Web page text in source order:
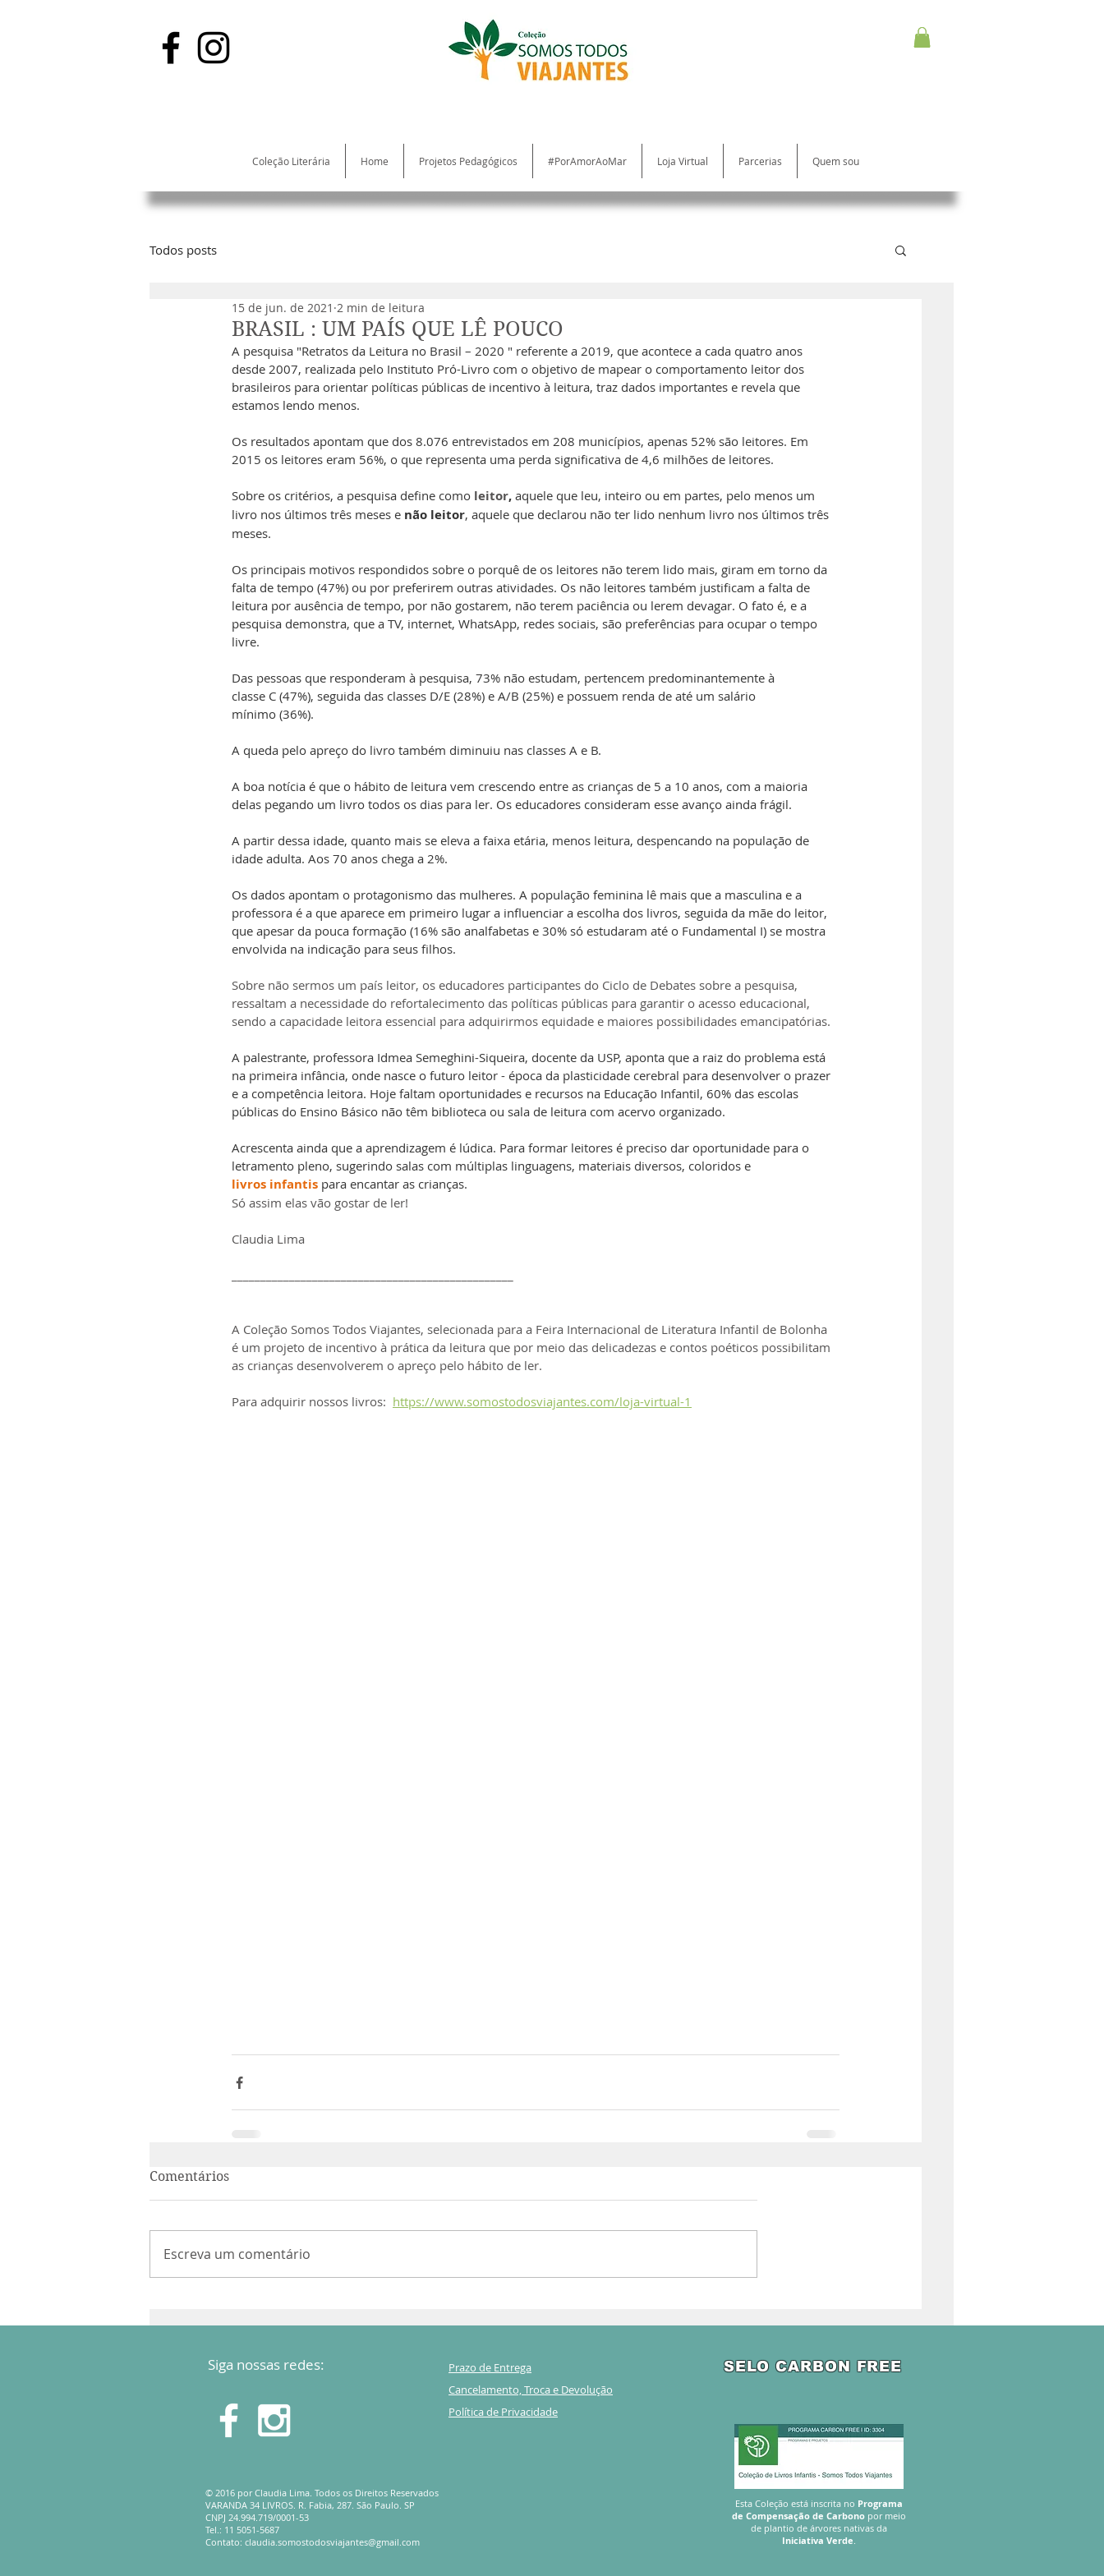
Coleção Literária Home Projetos Pedagógicos #PorAmorAoMar Loja Virtual Parcerias Quem sou
Todos posts
BRASIL : UM PAÍS QUE LÊ POUCO
15 de jun. de 2021 2 min de leitura
A pesquisa "Retratos da Leitura no Brasil – 2020 " referente a 2019, que acontece a cada quatro anos
desde 2007, realizada pelo Instituto Pró-Livro com o objetivo de mapear o comportamento leitor dos
brasileiros para orientar políticas públicas de incentivo à leitura, traz dados importantes e revela que
estamos lendo menos.
Os resultados apontam que dos 8.076 entrevistados em 208 municípios, apenas 52% são leitores. Em
2015 os leitores eram 56%, o que representa uma perda significativa de 4,6 milhões de leitores.
Sobre os critérios, a pesquisa define como leitor, aquele que leu, inteiro ou em partes, pelo menos um
livro nos últimos três meses e não leitor, aquele que declarou não ter lido nenhum livro nos últimos três
meses.
Os principais motivos respondidos sobre o porquê de os leitores não terem lido mais, giram em torno da
falta de tempo (47%) ou por preferirem outras atividades. Os não leitores também justificam a falta de
leitura por ausência de tempo, por não gostarem, não terem paciência ou lerem devagar. O fato é, e a
pesquisa demonstra, que a TV, internet, WhatsApp, redes sociais, são preferências para ocupar o tempo
livre.
Das pessoas que responderam à pesquisa, 73% não estudam, pertencem predominantemente à
classe C (47%), seguida das classes D/E (28%) e A/B (25%) e possuem renda de até um salário
mínimo (36%).
A queda pelo apreço do livro também diminuiu nas classes A e B.
A boa notícia é que o hábito de leitura vem crescendo entre as crianças de 5 a 10 anos, com a maioria
delas pegando um livro todos os dias para ler. Os educadores consideram esse avanço ainda frágil.
A partir dessa idade, quanto mais se eleva a faixa etária, menos leitura, despencando na população de
idade adulta. Aos 70 anos chega a 2%.
Os dados apontam o protagonismo das mulheres. A população feminina lê mais que a masculina e a
professora é a que aparece em primeiro lugar a influenciar a escolha dos livros, seguida da mãe do leitor,
que apesar da pouca formação (16% são analfabetas e 30% só estudaram até o Fundamental I) se mostra
envolvida na indicação para seus filhos.
Sobre não sermos um país leitor, os educadores participantes do Ciclo de Debates sobre a pesquisa,
ressaltam a necessidade do refortalecimento das políticas públicas para garantir o acesso educacional,
sendo a capacidade leitora essencial para adquirirmos equidade e maiores possibilidades emancipatórias.
A palestrante, professora Idmea Semeghini-Siqueira, docente da USP, aponta que a raiz do problema está
na primeira infância, onde nasce o futuro leitor - época da plasticidade cerebral para desenvolver o prazer
e a competência leitora. Hoje faltam oportunidades e recursos na Educação Infantil, 60% das escolas
públicas do Ensino Básico não têm biblioteca ou sala de leitura com acervo organizado.
Acrescenta ainda que a aprendizagem é lúdica. Para formar leitores é preciso dar oportunidade para o
letramento pleno, sugerindo salas com múltiplas linguagens, materiais diversos, coloridos e
livros infantis para encantar as crianças.
Só assim elas vão gostar de ler!
Claudia Lima
A Coleção Somos Todos Viajantes, selecionada para a Feira Internacional de Literatura Infantil de Bolonha
é um projeto de incentivo à prática da leitura que por meio das delicadezas e contos poéticos possibilitam
as crianças desenvolverem o apreço pelo hábito de ler.
Para adquirir nossos livros: https://www.somostodosviajantes.com/loja-virtual-1
Comentários
Escreva um comentário
Siga nossas redes:
Prazo de Entrega
Cancelamento, Troca e Devolução
Política de Privacidade
© 2016 por Claudia Lima. Todos os Direitos Reservados
VARANDA 34 LIVROS. R. Fabia, 287. São Paulo. SP
CNPJ 24.994.719/0001-53
Tel.: 11 5051-5687
Contato: claudia.somostodosviajantes@gmail.com
SELO CARBON FREE
EstaColeção está inscrita no Programa
de Compensação de Carbonopor meio
de plantio de árvores nativas da
Iniciativa Verde.